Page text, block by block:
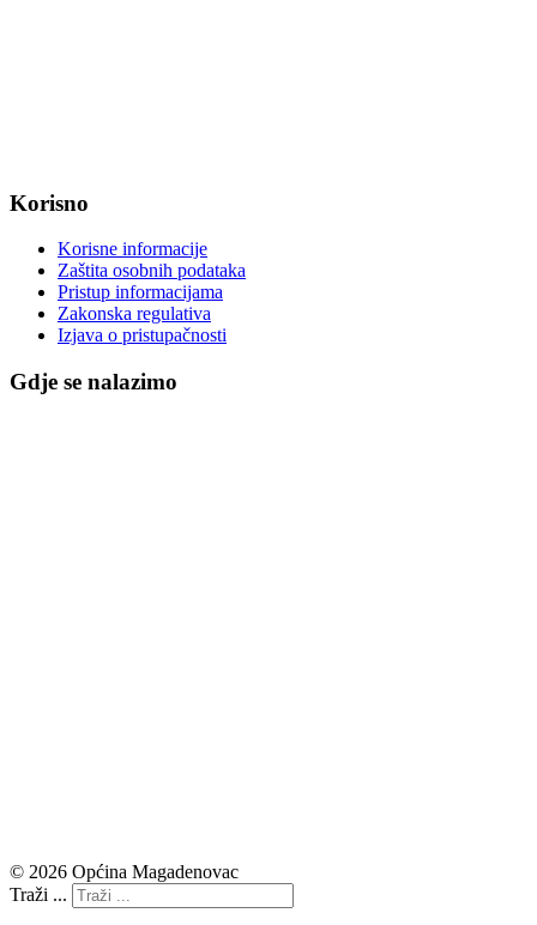
Korisno
Korisne informacije
Zaštita osobnih podataka
Pristup informacijama
Zakonska regulativa
Izjava o pristupačnosti
Gdje se nalazimo
© 2026 Općina Magadenovac
Traži ...